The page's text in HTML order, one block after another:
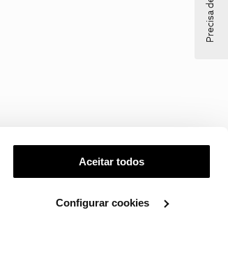
Aceitar todos
Configurar cookies